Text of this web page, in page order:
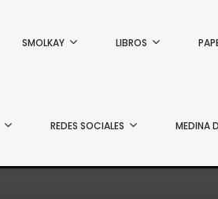
SMOLKAY LIBROS
REDES SOCIALES MEDINA